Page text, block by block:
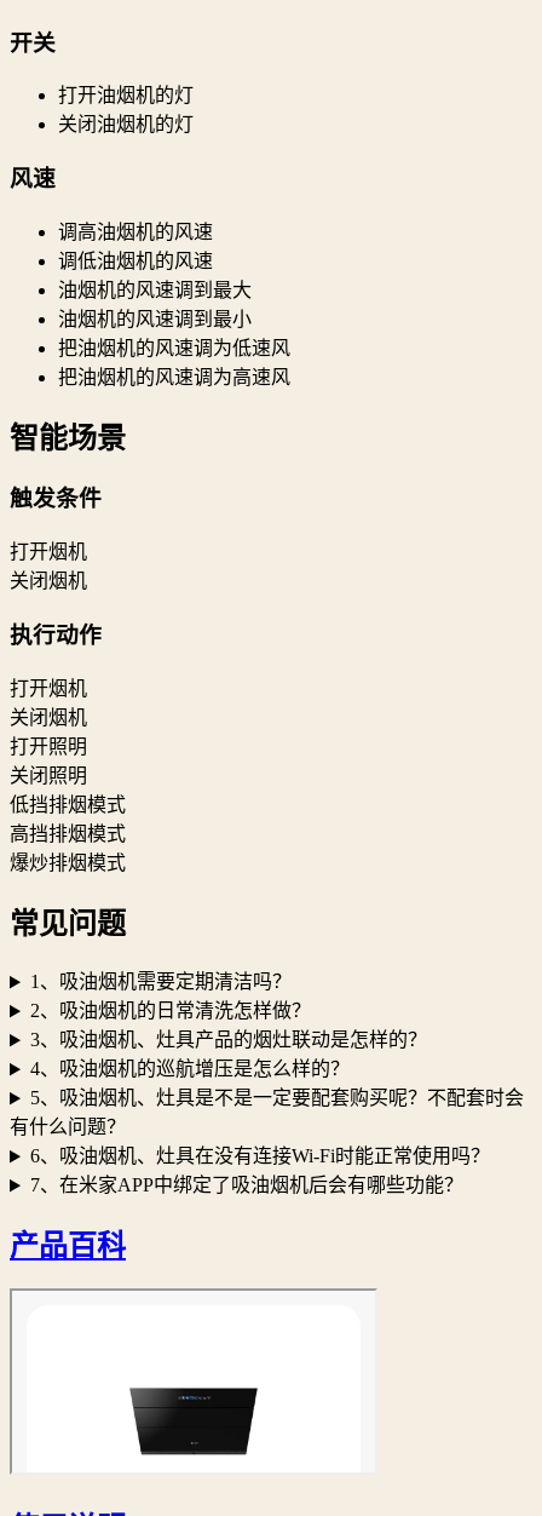
开关
打开油烟机的灯
关闭油烟机的灯
风速
调高油烟机的风速
调低油烟机的风速
油烟机的风速调到最大
油烟机的风速调到最小
把油烟机的风速调为低速风
把油烟机的风速调为高速风
智能场景
触发条件
打开烟机
关闭烟机
执行动作
打开烟机
关闭烟机
打开照明
关闭照明
低挡排烟模式
高挡排烟模式
爆炒排烟模式
常见问题
1、吸油烟机需要定期清洁吗？
2、吸油烟机的日常清洗怎样做？
3、吸油烟机、灶具产品的烟灶联动是怎样的？
4、吸油烟机的巡航增压是怎么样的？
5、吸油烟机、灶具是不是一定要配套购买呢？不配套时会
有什么问题？
6、吸油烟机、灶具在没有连接Wi-Fi时能正常使用吗？
7、在米家APP中绑定了吸油烟机后会有哪些功能？
产品百科